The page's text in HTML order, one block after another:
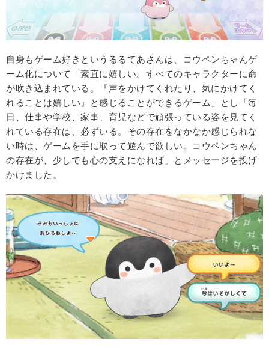
自身もゲーム好きというるるてあさんは、コウペンちゃんゲ
ーム化について「素直に嬉しい。すべてのキャラクターに命
が吹き込まれている。『声をかけてくれたり、気にかけてく
れることは嬉しい』と感じることができるゲーム」とし「毎
日、仕事や学校、家事、育児などで頑張っている姿を見てく
れている存在は、必ずいる。その存在をなかなか感じられな
い時は、ゲームを手に取って遊んで欲しい。コウペンちゃん
の存在が、少しでも心の支えになれば」とメッセージを投げ
かけました。